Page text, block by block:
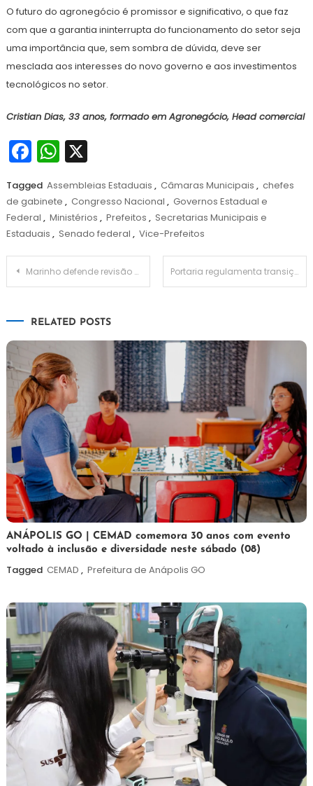
O futuro do agronegócio é promissor e significativo, o que faz
com que a garantia ininterrupta do funcionamento do setor seja
uma importância que, sem sombra de dúvida, deve ser
mesclada aos interesses do novo governo e aos investimentos
tecnológicos no setor.
Cristian Dias, 33 anos, formado em Agronegócio, Head comercial
Facebook
WhatsApp
X
Tagged Assembleias Estaduais , Câmaras Municipais , chefes
de gabinete , Congresso Nacional , Governos Estadual e
Federal , Ministérios , Prefeitos , Secretarias Municipais e
Estaduais , Senado federal , Vice-Prefeitos
Navegação
Marinho defende revisão de normas de terceirização trabalhista Portaria regulamenta transição para a nova Lei de Licitações
RELATED POSTS
7
de
agosto
Maurilio
ANÁPOLIS GO | CEMAD comemora 30 anos com evento
voltado à inclusão e diversidade neste sábado (08)
Tagged CEMAD , Prefeitura de Anápolis GO